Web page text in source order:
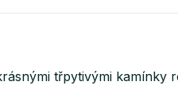
třpytivými kamínky